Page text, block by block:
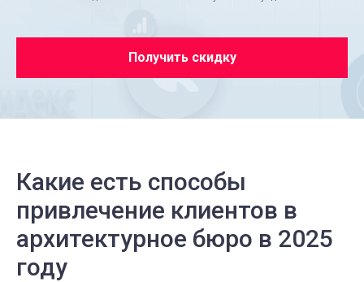
Получить скидку
Какие есть способы
привлечение клиентов в
архитектурное бюро в 2025
году